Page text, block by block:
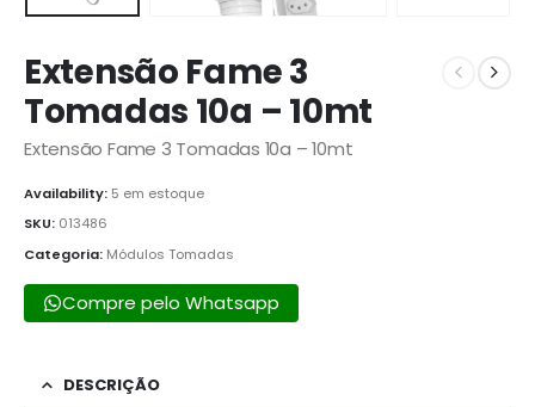
Extensão Fame 3
Tomadas 10a – 10mt
Extensão Fame 3 Tomadas 10a – 10mt
Availability: 5 em estoque
SKU: 013486
Categoria: Módulos Tomadas
Compre pelo Whatsapp
DESCRIÇÃO